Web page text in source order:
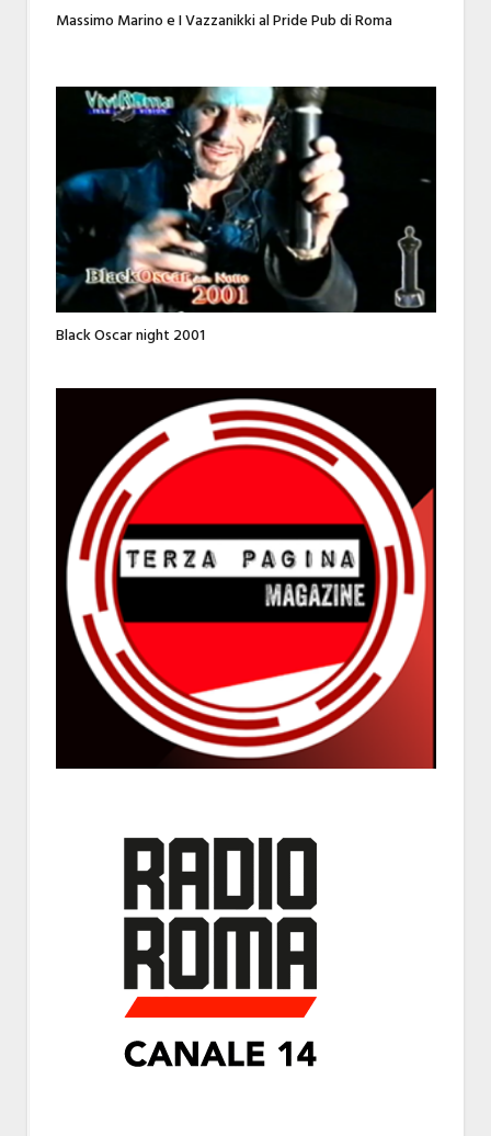
Massimo Marino e I Vazzanikki al Pride Pub di Roma
Black Oscar night 2001